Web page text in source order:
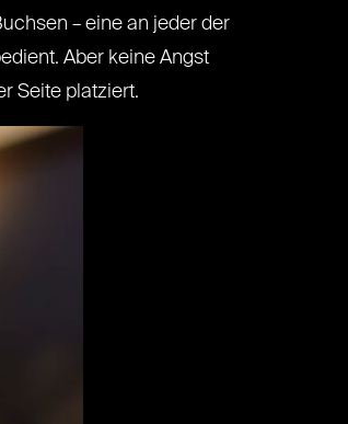
– eine an jeder der
Aber keine Angst
Seite platziert.